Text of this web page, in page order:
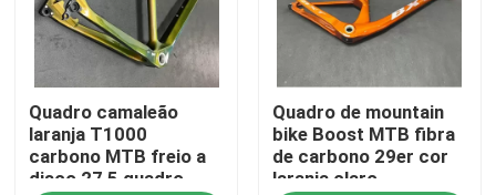
Para casa
Produtos
Quadro camaleão
laranja T1000
carbono MTB freio a
disco 27,5 quadro
Quadro de mountain
bike Boost MTB fibra
de carbono 29er cor
laranja claro